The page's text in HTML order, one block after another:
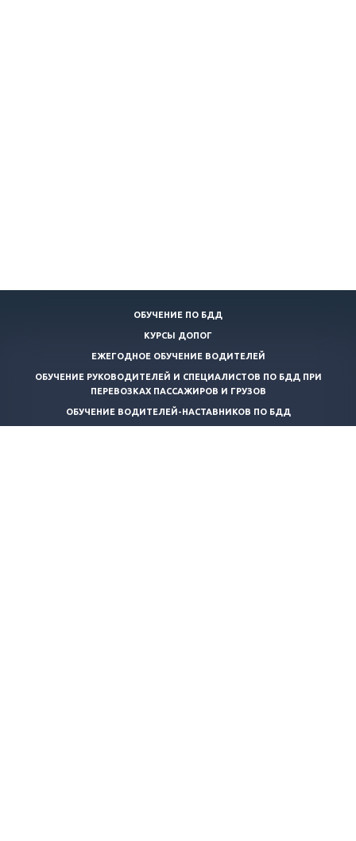
ОБУЧЕНИЕ ПО БДД
КУРСЫ ДОПОГ
ЕЖЕГОДНОЕ ОБУЧЕНИЕ ВОДИТЕЛЕЙ
ОБУЧЕНИЕ РУКОВОДИТЕЛЕЙ И СПЕЦИАЛИСТОВ ПО БДД ПРИ
ПЕРЕВОЗКАХ ПАССАЖИРОВ И ГРУЗОВ
ОБУЧЕНИЕ ВОДИТЕЛЕЙ-НАСТАВНИКОВ ПО БДД